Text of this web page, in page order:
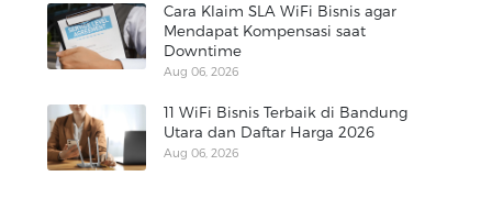
Cara Klaim SLA WiFi Bisnis agar
Mendapat Kompensasi saat
Downtime
Aug 06, 2026
11 WiFi Bisnis Terbaik di Bandung
Utara dan Daftar Harga 2026
Aug 06, 2026